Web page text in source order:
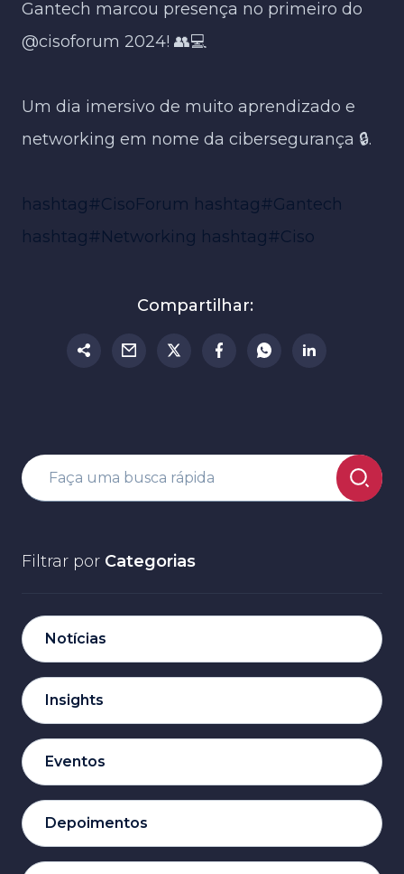
Gantech marcou presença no primeiro do
@cisoforum 2024! 👥💻
Um dia imersivo de muito aprendizado e
networking em nome da cibersegurança 🔒.
hashtag#CisoForum hashtag#Gantech
hashtag#Networking hashtag#Ciso
Compartilhar:
Filtrar por Categorias
Notícias
Insights
Eventos
Depoimentos